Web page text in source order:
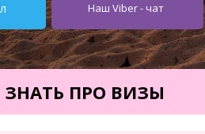
Наш Viber - чат
ПРО ВИЗЫ